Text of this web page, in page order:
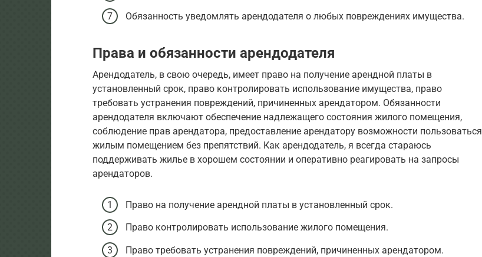
Обязанность уведомлять арендодателя о любых повреждениях имущества.
Права и обязанности арендодателя
Арендодатель, в свою очередь, имеет право на получение арендной платы в
установленный срок, право контролировать использование имущества, право
требовать устранения повреждений, причиненных арендатором. Обязанности
арендодателя включают обеспечение надлежащего состояния жилого помещения,
соблюдение прав арендатора, предоставление арендатору возможности пользоваться
жилым помещением без препятствий. Как арендодатель, я всегда стараюсь
поддерживать жилье в хорошем состоянии и оперативно реагировать на запросы
арендаторов.
Право на получение арендной платы в установленный срок.
Право контролировать использование жилого помещения.
Право требовать устранения повреждений, причиненных арендатором.